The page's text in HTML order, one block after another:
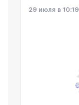
29 июля в 10:19